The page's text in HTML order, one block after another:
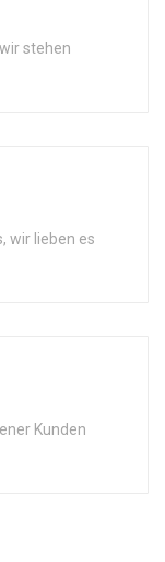
stehen
wir lieben es
Kunden